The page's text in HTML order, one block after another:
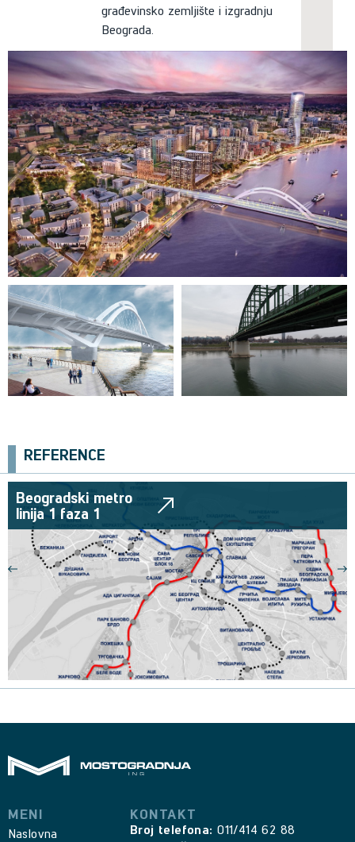
građevinsko zemljište i izgradnju
Beograda.
REFERENCE
Beogradski metro
linija 1 faza 1
Prva faza izgradnje linije 1
Beogradskog metroa
MENI
Naslovna
KONTAKT
Broj telefona: 011/414 62 88